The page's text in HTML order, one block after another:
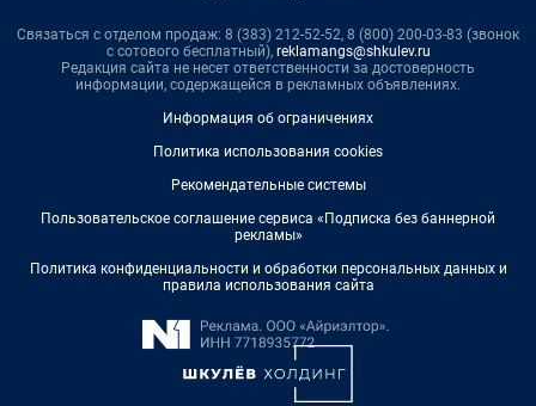
Связаться с отделом продаж: 8 (383) 212-52-52, 8 (800) 200-03-83 (звонок
с сотового бесплатный), reklamangs@shkulev.ru
Редакция сайта не несет ответственности за достоверность
информации, содержащейся в рекламных объявлениях.
Информация об ограничениях
Политика использования cookies
Рекомендательные системы
Пользовательское соглашение сервиса «Подписка без баннерной
рекламы»
Политика конфиденциальности и обработки персональных данных и
правила использования сайта